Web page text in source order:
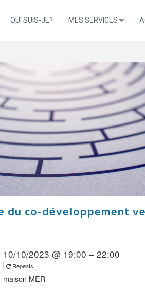
QUI SUIS-JE? MES SERVICES
du co-développement
10/10/2023 @ 19:00 – 22:00
Repeats
maison MER